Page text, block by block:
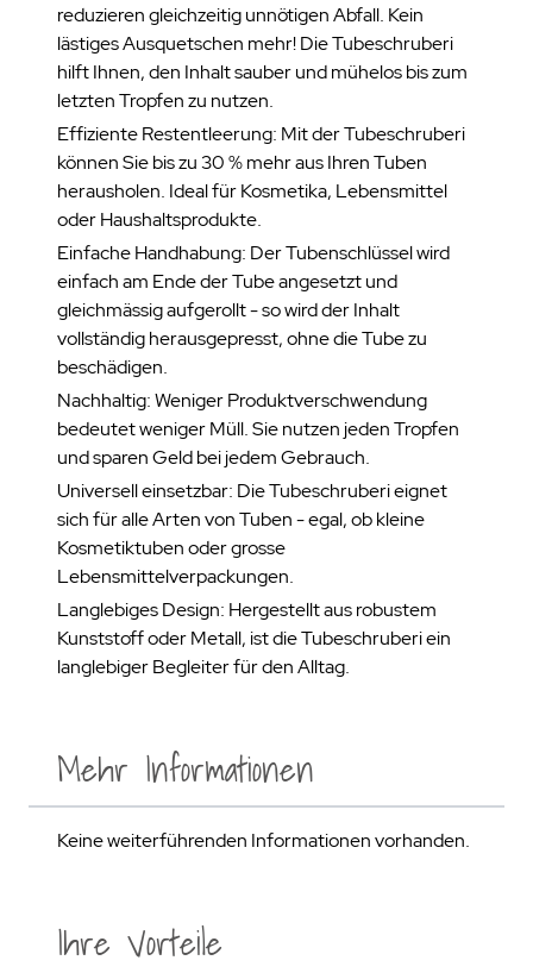
reduzieren gleichzeitig unnötigen Abfall. Kein
lästiges Ausquetschen mehr! Die Tubeschruberi
hilft Ihnen, den Inhalt sauber und mühelos bis zum
letzten Tropfen zu nutzen.
Effiziente Restentleerung: Mit der Tubeschruberi
können Sie bis zu 30 % mehr aus Ihren Tuben
herausholen. Ideal für Kosmetika, Lebensmittel
oder Haushaltsprodukte.
Einfache Handhabung: Der Tubenschlüssel wird
einfach am Ende der Tube angesetzt und
gleichmässig aufgerollt - so wird der Inhalt
vollständig herausgepresst, ohne die Tube zu
beschädigen.
Nachhaltig: Weniger Produktverschwendung
bedeutet weniger Müll. Sie nutzen jeden Tropfen
und sparen Geld bei jedem Gebrauch.
Universell einsetzbar: Die Tubeschruberi eignet
sich für alle Arten von Tuben - egal, ob kleine
Kosmetiktuben oder grosse
Lebensmittelverpackungen.
Langlebiges Design: Hergestellt aus robustem
Kunststoff oder Metall, ist die Tubeschruberi ein
langlebiger Begleiter für den Alltag.
Ihre Vorteile
Mehr Informationen
Keine weiterführenden Informationen vorhanden.